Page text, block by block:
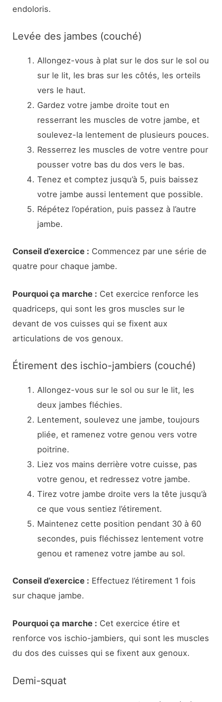
endoloris.
Levée des jambes (couché)
Allongez-vous à plat sur le dos sur le sol ou
sur le lit, les bras sur les côtés, les orteils
vers le haut.
Gardez votre jambe droite tout en
resserrant les muscles de votre jambe, et
soulevez-la lentement de plusieurs pouces.
Resserrez les muscles de votre ventre pour
pousser votre bas du dos vers le bas.
Tenez et comptez jusqu’à 5, puis baissez
votre jambe aussi lentement que possible.
Répétez l’opération, puis passez à l’autre
jambe.
Conseil d’exercice : Commencez par une série de
quatre pour chaque jambe.
Pourquoi ça marche : Cet exercice renforce les
quadriceps, qui sont les gros muscles sur le
devant de vos cuisses qui se fixent aux
articulations de vos genoux.
Étirement des ischio-jambiers (couché)
Allongez-vous sur le sol ou sur le lit, les
deux jambes fléchies.
Lentement, soulevez une jambe, toujours
pliée, et ramenez votre genou vers votre
poitrine.
Liez vos mains derrière votre cuisse, pas
votre genou, et redressez votre jambe.
Tirez votre jambe droite vers la tête jusqu’à
ce que vous sentiez l’étirement.
Maintenez cette position pendant 30 à 60
secondes, puis fléchissez lentement votre
genou et ramenez votre jambe au sol.
Conseil d’exercice : Effectuez l’étirement 1 fois
sur chaque jambe.
Pourquoi ça marche : Cet exercice étire et
renforce vos ischio-jambiers, qui sont les muscles
du dos des cuisses qui se fixent aux genoux.
Demi-squat